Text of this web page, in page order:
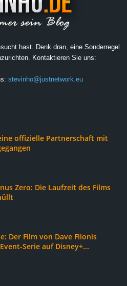
hast. Denk dran, eine Sonderregel
Kontaktieren Sie uns:
stevinho@justnetwork.eu
offizielle Partnerschaft mit
Zero: Die Laufzeit des Films
Der Film von Dave Filonis
Serie auf Disney+...